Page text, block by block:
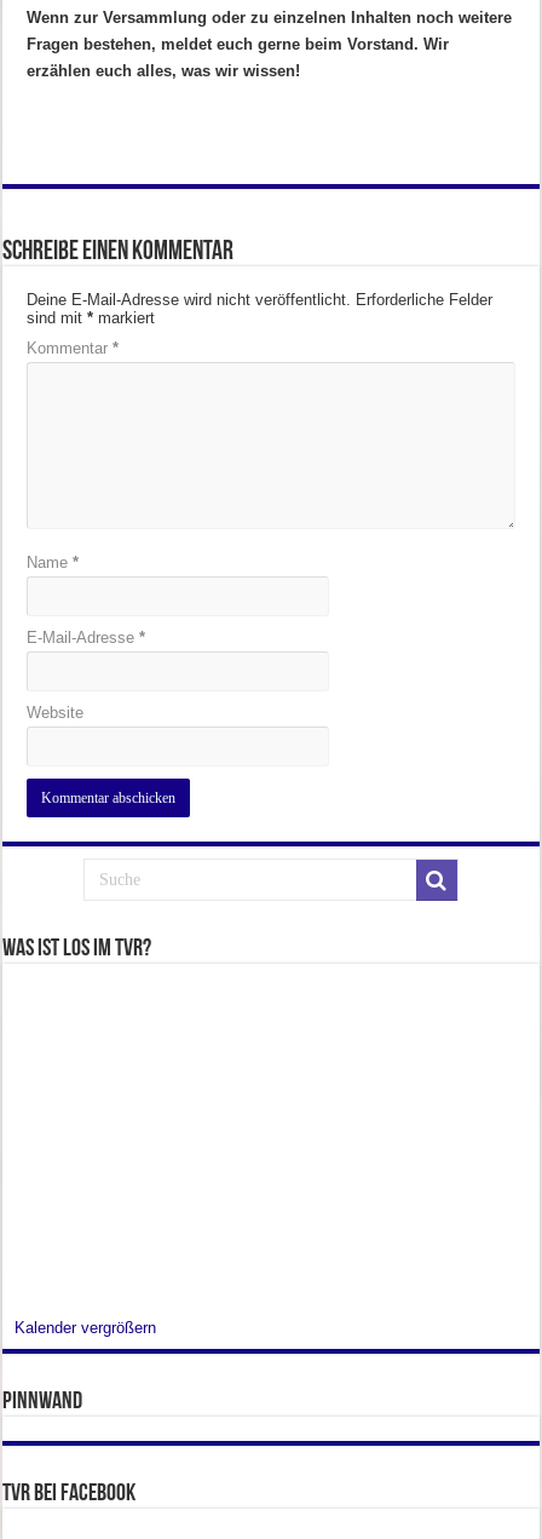
Wenn zur Versammlung oder zu einzelnen Inhalten noch weitere
Fragen bestehen, meldet euch gerne beim Vorstand. Wir
erzählen euch alles, was wir wissen!
Schreibe einen Kommentar
Deine E-Mail-Adresse wird nicht veröffentlicht. Erforderliche Felder
sind mit* markiert
Kommentar*
Name*
E-Mail-Adresse*
Website
Was ist los im TVR?
Kalender vergrößern
Pinnwand
TVR bei facebook